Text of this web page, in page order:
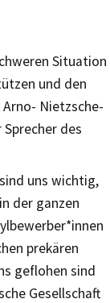
Situation
und den
Nietzsche-
des
uns wichtig,
der ganzen
prekären
geflohen sind
Gesellschaft